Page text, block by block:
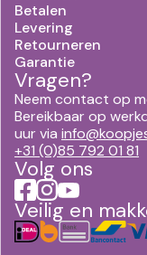
Betalen
Levering
Retourneren
Garantie
Vragen?
Neem contact op
Bereikbaar op
uur via
+31 (0)85 792 01 81
Volg ons
Veilig en